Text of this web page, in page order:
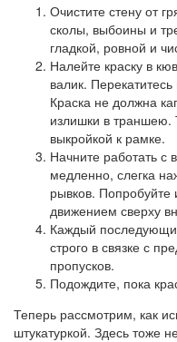
Очистите стену от
сколы, выбоины и
гладкой, ровной и
Налейте краску в
валик.
Краска не должна
излишки в траншею.
выкройкой к рамке.
Начните работать с
медленно, слегка
рывков. Попробуйте
движением сверху
Каждый
строго в связке с
пропусков.
Подождите, пока
Теперь рассмотрим, как
штукатуркой. Здесь тоже